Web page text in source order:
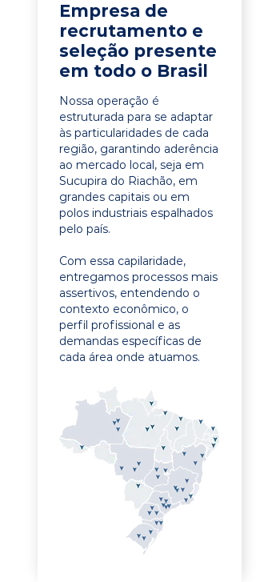
Empresa de
recrutamento e
seleção presente
em todo o Brasil
Nossa operação é
estruturada para se adaptar
às particularidades de cada
região, garantindo aderência
ao mercado local, seja em
Sucupira do Riachão, em
grandes capitais ou em
polos industriais espalhados
pelo país.
Com essa capilaridade,
entregamos processos mais
assertivos, entendendo o
contexto econômico, o
perfil profissional e as
demandas específicas de
cada área onde atuamos.